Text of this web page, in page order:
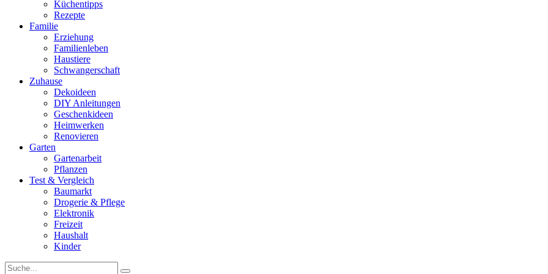
Küchentipps
Rezepte
Familie
Erziehung
Familienleben
Haustiere
Schwangerschaft
Zuhause
Dekoideen
DIY Anleitungen
Geschenkideen
Heimwerken
Renovieren
Garten
Gartenarbeit
Pflanzen
Test & Vergleich
Baumarkt
Drogerie & Pflege
Elektronik
Freizeit
Haushalt
Kinder